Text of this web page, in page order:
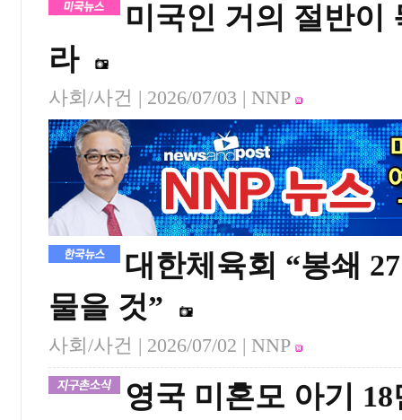
미국인 거의 절반이
라
사회/사건 | 2026/07/03 | NNP
대한체육회 “봉쇄
물을 것”
사회/사건 | 2026/07/02 | NNP
영국 미혼모 아기